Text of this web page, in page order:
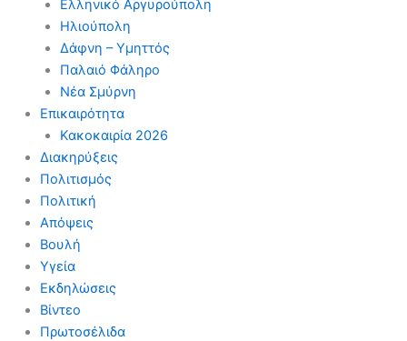
Ελληνικό Αργυρούπολη
Ηλιούπολη
Δάφνη – Υμηττός
Παλαιό Φάληρο
Νέα Σμύρνη
Επικαιρότητα
Κακοκαιρία 2026
Διακηρύξεις
Πολιτισμός
Πολιτική
Απόψεις
Βουλή
Υγεία
Εκδηλώσεις
Βίντεο
Πρωτοσέλιδα